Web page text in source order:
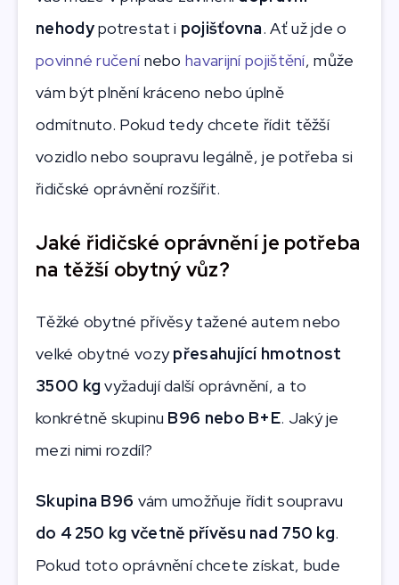
nehodypotrestat i pojišťovna. Ať už jde o
povinné ručenínebohavarijní pojištění, může
vám být plnění kráceno nebo úplně
odmítnuto. Pokud tedy chcete řídit těžší
vozidlo nebo soupravu legálně, je potřeba si
řidičské oprávnění rozšířit.
Jaké řidičské oprávnění je potřeba
na těžší obytný vůz?
Těžké obytné přívěsy tažené autem nebo
velké obytné vozypřesahující hmotnost
3500 kgvyžadují další oprávnění, a to
konkrétně skupinu B96 nebo B+E. Jaký je
mezi nimi rozdíl?
Skupina B96 vám umožňuje řídit soupravu
do 4 250 kg včetně přívěsu nad 750 kg.
Pokud toto oprávnění chcete získat, bude